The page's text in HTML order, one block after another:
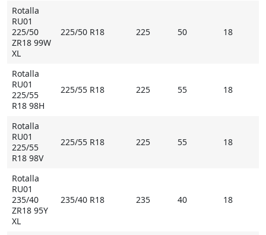
Rotalla
RU01
225/50
ZR18 99W
XL
225/50 R18 225 50 18
Rotalla
RU01
225/55
R18 98H
225/55 R18 225 55 18
Rotalla
RU01
225/55
R18 98V
225/55 R18 225 55 18
Rotalla
RU01
235/40
ZR18 95Y
XL
235/40 R18 235 40 18